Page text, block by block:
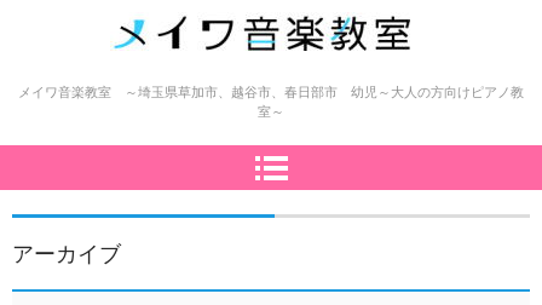
メイワ音楽教室（明和楽器）
メイワ音楽教室 ～埼玉県草加市、越谷市、春日部市 幼児～大人の方向けピアノ教
室～
アーカイブ